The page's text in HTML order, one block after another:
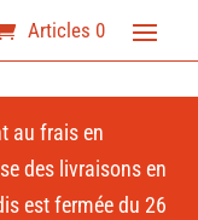
Articles 0
au frais en
des livraisons en
est fermée du 26